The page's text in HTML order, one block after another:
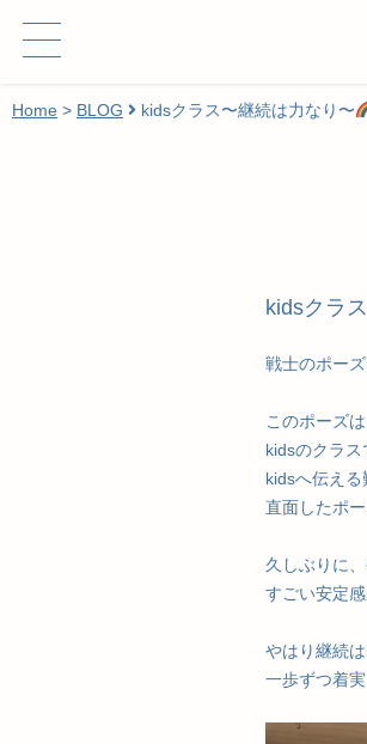
Home > BLOG kidsクラス〜継続は力なり〜
kidsクラ
戦士のポー
このポーズ
kidsのクラス
kidsへ伝える
直面したポー
久しぶりに
すごい安定
やはり継続
一歩ずつ着実